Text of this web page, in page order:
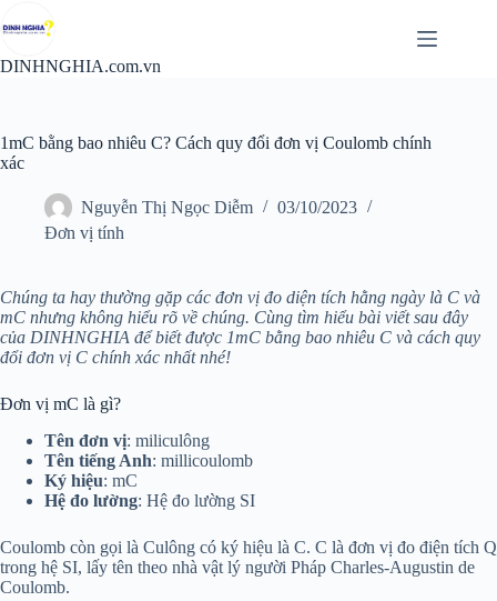
đến
nội
DINHNGHIA.com.vn
1mC bằng bao nhiêu C? Cách quy đổi đơn vị Coulomb chính
xác
Nguyễn Thị Ngọc Diễm
03/10/2023
Đơn vị tính
Chúng ta hay thường gặp các đơn vị đo diện tích hằng ngày là C và
mC nhưng không hiểu rõ về chúng. Cùng tìm hiểu bài viết sau đây
của DINHNGHIA để biết được 1mC bằng bao nhiêu C và cách quy
đổi đơn vị C chính xác nhất nhé!
Đơn vị mC là gì?
Tên đơn vị: miliculông
Tên tiếng Anh: millicoulomb
Ký hiệu: mC
Hệ đo lường: Hệ đo lường SI
Coulomb còn gọi là Culông có ký hiệu là C. C là đơn vị đo điện tích Q
trong hệ SI, lấy tên theo nhà vật lý người Pháp Charles-Augustin de
Coulomb.